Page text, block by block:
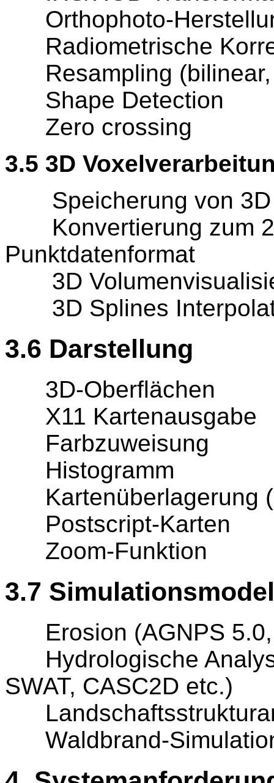
Orthophoto-
Radiometrische
Resampling (bilinear,
Shape Detection
Zero crossing
3.5 3D
Speicherung von 3D
Konvertierung zum
Punktdatenformat
3D
3D Splines
3.6 Darstellung
3D-Oberflächen
X11 Kartenausgabe
Farbzuweisung
Histogramm
Kartenüberlagerung
Postscript-Karten
Zoom-Funktion
3.7
Erosion (AGNPS 5.0,
Hydrologische
SWAT, CASC2D etc.)
Waldbrand-